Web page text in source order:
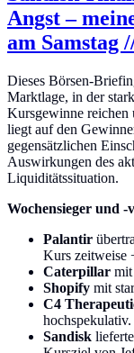
Angst –
am Samstag
Dieses Börsen-
Marktlage, in der
Kursgewinne reichen
liegt auf den
gegensätzlichen
Auswirkungen des
Liquiditätssituation.
Wochensieger und -
Palantir
Kurs zeitweise
Caterpillar
Shopify mit
C4
hochspekulativ.
Sandisk